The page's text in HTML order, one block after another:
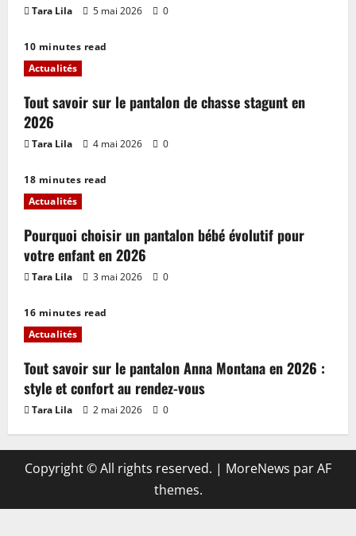
Tara Lila 5 mai 2026 0
10 minutes read
Actualités
Tout savoir sur le pantalon de chasse stagunt en
2026
Tara Lila 4 mai 2026 0
18 minutes read
Actualités
Pourquoi choisir un pantalon bébé évolutif pour
votre enfant en 2026
Tara Lila 3 mai 2026 0
16 minutes read
Actualités
Tout savoir sur le pantalon Anna Montana en 2026 :
style et confort au rendez-vous
Tara Lila 2 mai 2026 0
Copyright © All rights reserved. | MoreNews par AF
themes.